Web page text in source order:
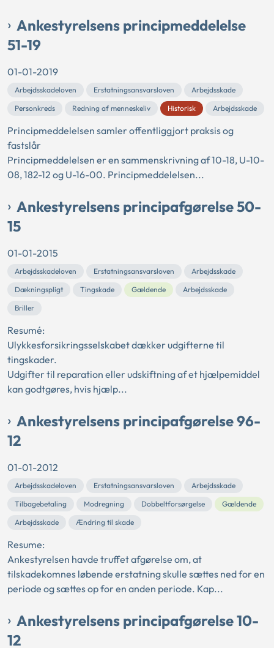
Ankestyrelsens principmeddelelse
51-19
01-01-2019
Arbejdsskadeloven Erstatningsansvarsloven
Arbejdsskade
Personkreds
Redning af menneskeliv Historisk Arbejdsskade
Principmeddelelsen samler offentliggjort praksis og
fastslår
Principmeddelelsen er en sammenskrivning af 10-18, U-10-
08, 182-12 og U-16-00. Principmeddelelsen...
Ankestyrelsens principafgørelse 50-
15
01-01-2015
Arbejdsskadeloven Erstatningsansvarsloven
Arbejdsskade
Dækningspligt
Tingskade Gældende
Arbejdsskade
Briller
Resumé:
Ulykkesforsikringsselskabet dækker udgifterne til
tingskader.
Udgifter til reparation eller udskiftning af et hjælpemiddel
kan godtgøres, hvis hjælp...
Ankestyrelsens principafgørelse 96-
12
01-01-2012
Arbejdsskadeloven Erstatningsansvarsloven
Arbejdsskade
Tilbagebetaling
Modregning Dobbeltforsørgelse
Gældende
Arbejdsskade
Ændring til skade
Resume:
Ankestyrelsen havde truffet afgørelse om, at
tilskadekomnes løbende erstatning skulle sættes ned for en
periode og sættes op for en anden periode. Kap...
Ankestyrelsens principafgørelse 10-
12